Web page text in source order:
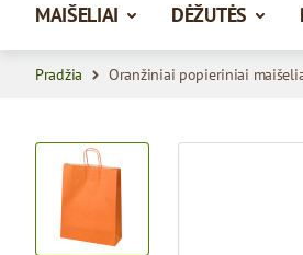
MAIŠELIAI DĖŽUTĖS
Pradžia Oranžiniai popieriniai
View larger image